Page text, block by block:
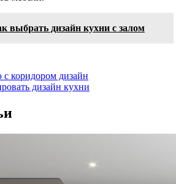
выбрать дизайн кухни с залом
коридором дизайн
дизайн кухни